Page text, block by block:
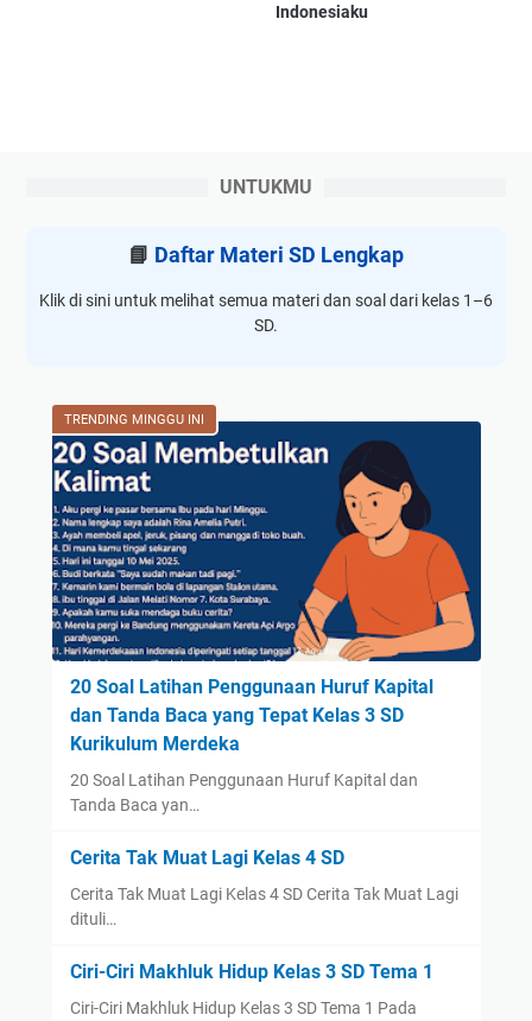
Indonesiaku
UNTUKMU
📘 Daftar Materi SD Lengkap
Klik di sini untuk melihat semua materi dan soal dari kelas 1–6
SD.
TRENDING MINGGU INI
20 Soal Latihan Penggunaan Huruf Kapital
dan Tanda Baca yang Tepat Kelas 3 SD
Kurikulum Merdeka
20 Soal Latihan Penggunaan Huruf Kapital dan
Tanda Baca yan…
Cerita Tak Muat Lagi Kelas 4 SD
Cerita Tak Muat Lagi Kelas 4 SD Cerita Tak Muat Lagi
dituli…
Ciri-Ciri Makhluk Hidup Kelas 3 SD Tema 1
Ciri-Ciri Makhluk Hidup Kelas 3 SD Tema 1 Pada